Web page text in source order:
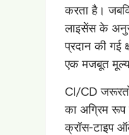
करता है।
लाइसेंस के
प्रदान की गई
एक मजबूत मूल्य
CI/CD
का अग्रिम
क्रॉस-टाइप